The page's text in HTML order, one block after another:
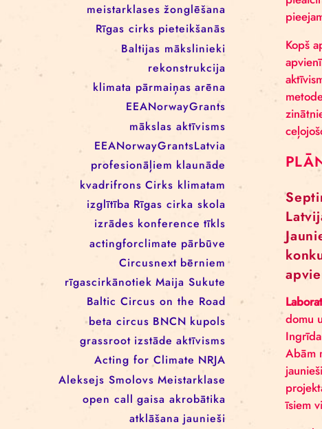
BIRKAS
cirks festivāls Re Rīga!
akrobātika
vēsture cirka skola
Rīgas cirkā notiek
Rīgas cirka stāsti rezidences
meistarklases žonglēšana
Rīgas cirks pieteikšanās
Baltijas mākslinieki
rekonstrukcija
klimata pārmaiņas arēna
EEANorwayGrants
mākslas aktīvisms
EEANorwayGrantsLatvia
profesionāļiem klaunāde
kvadrifrons Cirks klimatam
izglītība Rīgas cirka skola
izrādes konference
actingforclimate pārbūve